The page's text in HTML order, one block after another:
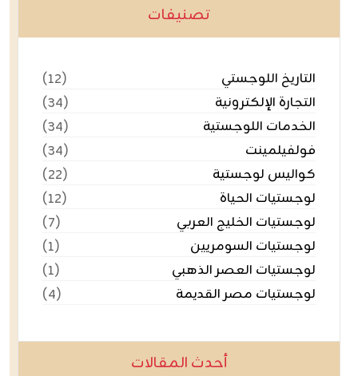
تصنيفات
التاريخ اللوجستي
(١٢)
التجارة الإلكترونية
(٣٤)
الخدمات اللوجستية
(٣٤)
فولفيلمينت
(٣٤)
كواليس لوجستية
(٢٢)
لوجستيات الحياة
(١٢)
لوجستيات الخليج العربي
(٧)
لوجستيات السومريين
(١)
لوجستيات العصر الذهبي
(١)
لوجستيات مصر القديمة
(٤)
أحدث المقالات